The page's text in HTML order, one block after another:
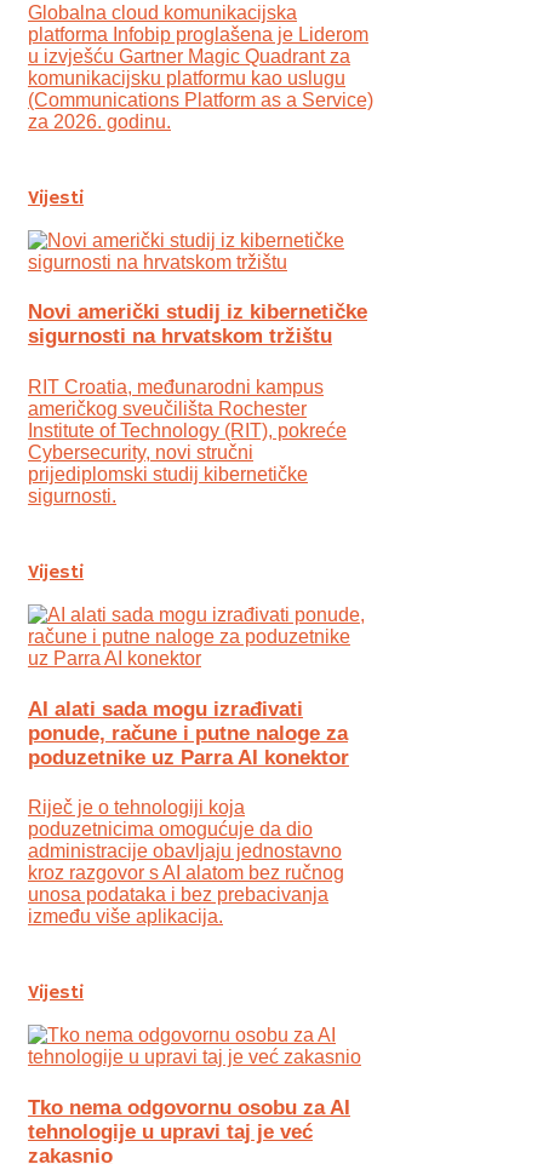
Globalna cloud komunikacijska
platforma Infobip proglašena je Liderom
u izvješću Gartner Magic Quadrant za
komunikacijsku platformu kao uslugu
(Communications Platform as a Service)
za 2026. godinu.
Vijesti
Novi američki studij iz kibernetičke
sigurnosti na hrvatskom tržištu
RIT Croatia, međunarodni kampus
američkog sveučilišta Rochester
Institute of Technology (RIT), pokreće
Cybersecurity, novi stručni
prijediplomski studij kibernetičke
sigurnosti.
Vijesti
AI alati sada mogu izrađivati
ponude, račune i putne naloge za
poduzetnike uz Parra AI konektor
Riječ je o tehnologiji koja
poduzetnicima omogućuje da dio
administracije obavljaju jednostavno
kroz razgovor s AI alatom bez ručnog
unosa podataka i bez prebacivanja
između više aplikacija.
Vijesti
Tko nema odgovornu osobu za AI
tehnologije u upravi taj je već
zakasnio